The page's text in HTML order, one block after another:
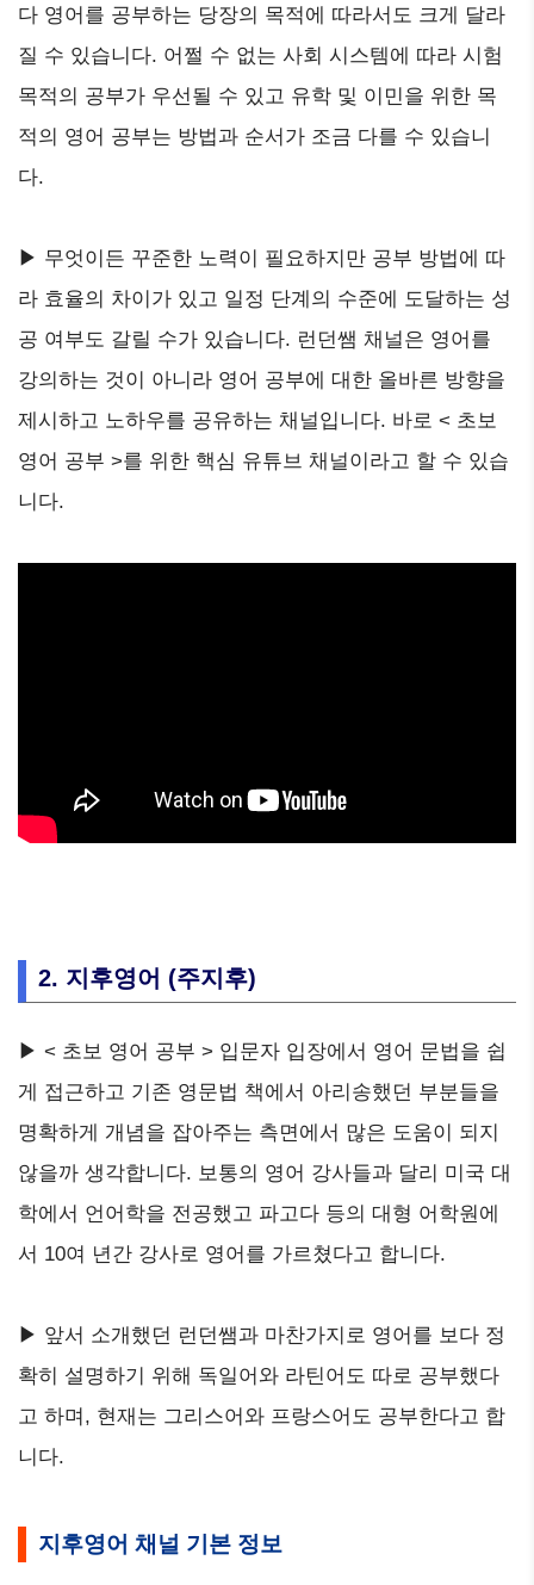
다 영어를 공부하는 당장의 목적에 따라서도 크게 달라
질 수 있습니다. 어쩔 수 없는 사회 시스템에 따라 시험
목적의 공부가 우선될 수 있고 유학 및 이민을 위한 목
적의 영어 공부는 방법과 순서가 조금 다를 수 있습니
다.
▶ 무엇이든 꾸준한 노력이 필요하지만 공부 방법에 따
라 효율의 차이가 있고 일정 단계의 수준에 도달하는 성
공 여부도 갈릴 수가 있습니다. 런던쌤 채널은 영어를
강의하는 것이 아니라 영어 공부에 대한 올바른 방향을
제시하고 노하우를 공유하는 채널입니다. 바로 < 초보
영어 공부 >를 위한 핵심 유튜브 채널이라고 할 수 있습
니다.
2. 지후영어 (주지후)
▶ < 초보 영어 공부 > 입문자 입장에서 영어 문법을 쉽
게 접근하고 기존 영문법 책에서 아리송했던 부분들을
명확하게 개념을 잡아주는 측면에서 많은 도움이 되지
않을까 생각합니다. 보통의 영어 강사들과 달리 미국 대
학에서 언어학을 전공했고 파고다 등의 대형 어학원에
서 10여 년간 강사로 영어를 가르쳤다고 합니다.
▶ 앞서 소개했던 런던쌤과 마찬가지로 영어를 보다 정
확히 설명하기 위해 독일어와 라틴어도 따로 공부했다
고 하며, 현재는 그리스어와 프랑스어도 공부한다고 합
니다.
지후영어 채널 기본 정보